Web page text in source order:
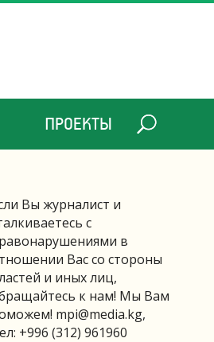
ПРОЕКТЫ
Вы журналист и
с
в
Вас со стороны
и иных лиц,
к нам! Мы Вам
mpi@media.kg,
+996 (312) 961960